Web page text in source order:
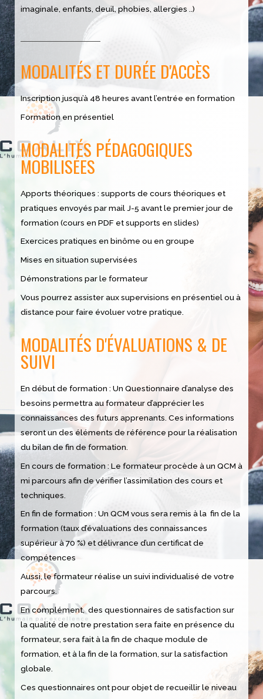
imaginale, enfants, deuil, phobies, allergies ..)
MODALITÉS ET DURÉE D'ACCÈS
Inscription jusqu’à 48 heures avant l’entrée en formation
Formation en présentiel
MODALITÉS PÉDAGOGIQUES
MOBILISÉES
Apports théoriques : supports de cours théoriques et
pratiques envoyés par mail J-5 avant le premier jour de
formation (cours en PDF et supports en slides)
Exercices pratiques en binôme ou en groupe
Mises en situation supervisées
Démonstrations par le formateur
Vous pourrez assister aux supervisions en présentiel ou à
distance pour faire évoluer votre pratique.
MODALITÉS D'ÉVALUATIONS & DE
SUIVI
En début de formation : Un Questionnaire d’analyse des
besoins permettra au formateur d’apprécier les
connaissances des futurs apprenants. Ces informations
seront un des éléments de référence pour la réalisation
du bilan de fin de formation.
En cours de formation : Le formateur procède à un QCM à
mi parcours afin de vérifier l’assimilation des cours et
techniques.
En fin de formation : Un QCM vous sera remis à la fin de la
formation (taux d’évaluations des connaissances
supérieur à 70 %) et délivrance d’un certificat de
compétences
Aussi, le formateur réalise un suivi individualisé de votre
parcours.
En complément, des questionnaires de satisfaction sur
la qualité de notre prestation sera faite en présence du
formateur, sera fait à la fin de chaque module de
formation, et à la fin de la formation, sur la satisfaction
globale.
Ces questionnaires ont pour objet de recueillir le niveau